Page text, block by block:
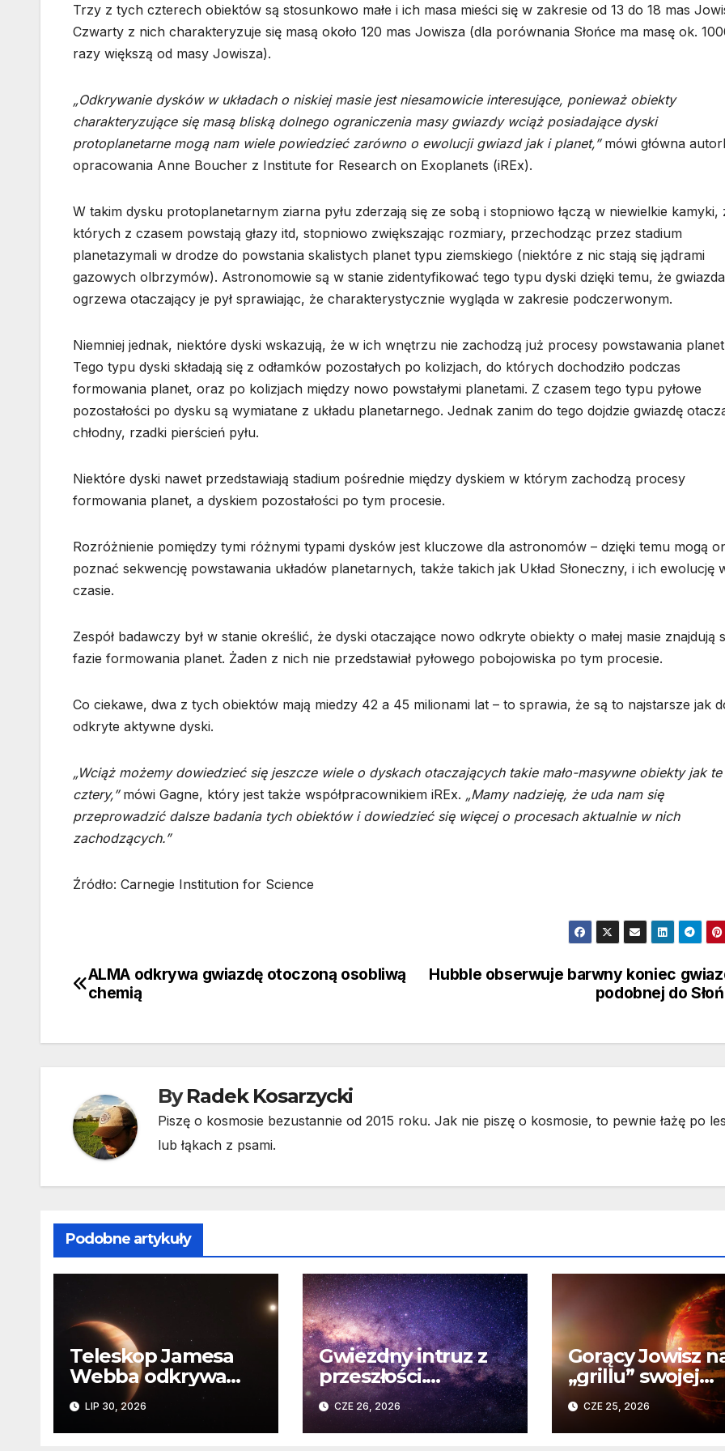
Trzy z tych czterech obiektów są stosunkowo małe i ich masa mieści się w zakresie od 13 do 18 mas
Czwarty z nich charakteryzuje się masą około 120 mas Jowisza (dla porównania Słońce ma masę ok.
razy większą od masy Jowisza).
„Odkrywanie dysków w układach o niskiej masie jest niesamowicie interesujące, ponieważ obiekty
charakteryzujące się masą bliską dolnego ograniczenia masy gwiazdy wciąż posiadające dyski
protoplanetarne mogą nam wiele powiedzieć zarówno o ewolucji gwiazd jak i planet,”mówi główna
opracowania Anne Boucher z Institute for Research on Exoplanets (iREx).
W takim dysku protoplanetarnym ziarna pyłu zderzają się ze sobą i stopniowo łączą w niewielkie kamyki,
których z czasem powstają głazy itd, stopniowo zwiększając rozmiary, przechodząc przez stadium
planetazymali w drodze do powstania skalistych planet typu ziemskiego (niektóre z nic stają się jądrami
gazowych olbrzymów). Astronomowie są w stanie zidentyfikować tego typu dyski dzięki temu, że gwiazda
ogrzewa otaczający je pył sprawiając, że charakterystycznie wygląda w zakresie podczerwonym.
Niemniej jednak, niektóre dyski wskazują, że w ich wnętrzu nie zachodzą już procesy powstawania
Tego typu dyski składają się z odłamków pozostałych po kolizjach, do których dochodziło podczas
formowania planet, oraz po kolizjach między nowo powstałymi planetami. Z czasem tego typu pyłowe
pozostałości po dysku są wymiatane z układu planetarnego. Jednak zanim do tego dojdzie gwiazdę
chłodny, rzadki pierścień pyłu.
Niektóre dyski nawet przedstawiają stadium pośrednie między dyskiem w którym zachodzą procesy
formowania planet, a dyskiem pozostałości po tym procesie.
Rozróżnienie pomiędzy tymi różnymi typami dysków jest kluczowe dla astronomów – dzięki temu mogą
poznać sekwencję powstawania układów planetarnych, także takich jak Układ Słoneczny, i ich ewolucję
czasie.
Zespół badawczy był w stanie określić, że dyski otaczające nowo odkryte obiekty o małej masie znajdują
fazie formowania planet. Żaden z nich nie przedstawiał pyłowego pobojowiska po tym procesie.
Co ciekawe, dwa z tych obiektów mają miedzy 42 a 45 milionami lat – to sprawia, że są to najstarsze jak
odkryte aktywne dyski.
„Wciąż możemy dowiedzieć się jeszcze wiele o dyskach otaczających takie mało-masywne obiekty jak te
cztery,”mówi Gagne, który jest także współpracownikiem iREx. „Mamy nadzieję, że uda nam się
przeprowadzić dalsze badania tych obiektów i dowiedzieć się więcej o procesach aktualnie w nich
zachodzących.”
Źródło: Carnegie Institution for Science
Nawigacja
Hubble obserwuje barwny koniec
podobnej do
ALMA odkrywa gwiazdę otoczoną osobliwą
chemią
ByRadek Kosarzycki
Piszę o kosmosie bezustannie od 2015 roku. Jak nie piszę o kosmosie, to pewnie łażę po
lub łąkach z psami.
Podobne artykuły
Teleskop Jamesa
Webba odkrywa
„drugie życie”
planety krążącej
wokół martwej
LIP 30, 2026
Gwiezdny intruz z
przeszłości.
Niezwykły wpływ
dawnego spotkania
na komety Układu
CZE 26, 2026
Gorący Jowisz
„grillu” swojej
gwiazdy.
Teleskopu
HD 80606 b
CZE 25, 2026